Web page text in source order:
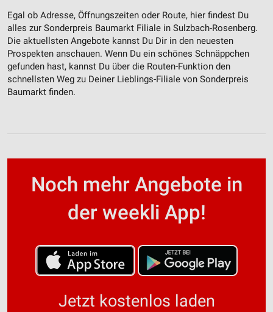
Egal ob Adresse, Öffnungszeiten oder Route, hier findest Du
alles zur Sonderpreis Baumarkt Filiale in Sulzbach-Rosenberg.
Die aktuellsten Angebote kannst Du Dir in den neuesten
Prospekten anschauen. Wenn Du ein schönes Schnäppchen
gefunden hast, kannst Du über die Routen-Funktion den
schnellsten Weg zu Deiner Lieblings-Filiale von Sonderpreis
Baumarkt finden.
Noch mehr Angebote in
der weekli App!
Jetzt kostenlos laden